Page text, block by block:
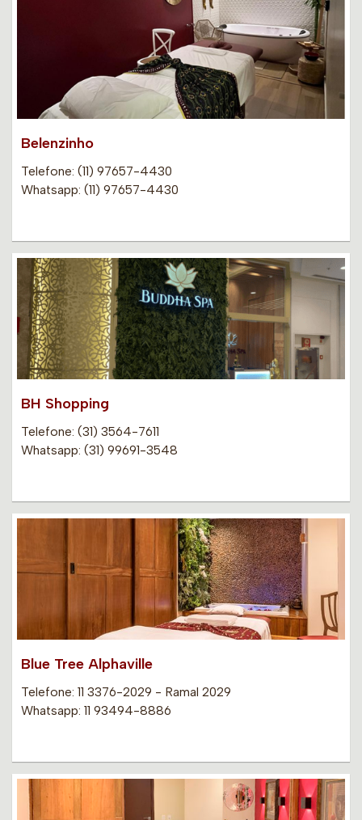
Belenzinho
Telefone: (11) 97657-4430
Whatsapp: (11) 97657-4430
BH Shopping
Telefone: (31) 3564-7611
Whatsapp: (31) 99691-3548
Blue Tree Alphaville
Telefone: 11 3376-2029 - Ramal 2029
Whatsapp: 11 93494-8886